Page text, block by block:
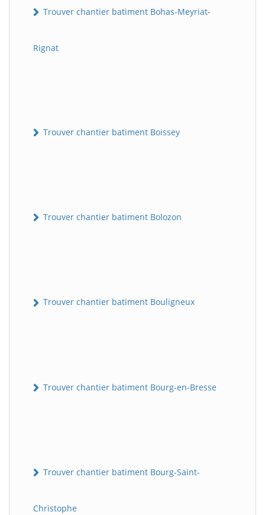
Trouver chantier batiment Bohas-Meyriat-
Rignat
Trouver chantier batiment Boissey
Trouver chantier batiment Bolozon
Trouver chantier batiment Bouligneux
Trouver chantier batiment Bourg-en-Bresse
Trouver chantier batiment Bourg-Saint-
Christophe